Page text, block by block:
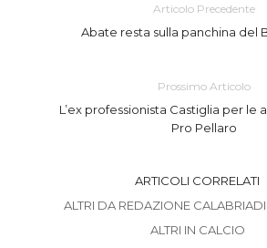
Articolo Precedente
Abate resta sulla panchina del
Prossimo Articolo
L’ex professionista Castiglia per le
Pro Pellaro
ARTICOLI CORRELATI
ALTRI DA REDAZIONE
ALTRI IN CALCIO